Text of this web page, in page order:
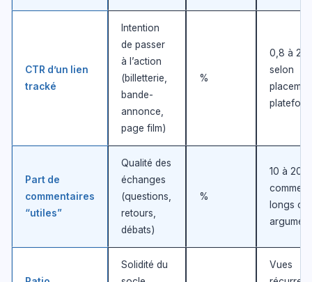
CTR d’un lien
tracké
Intention
de passer
à l’action
(billetterie,
bande-
annonce,
page film)
%
0,8 à 2%
selon
Part de
commentaires
“utiles”
Qualité des
échanges
(questions,
retours,
débats)
%
10 à
longs ou
Solidité du
Vues